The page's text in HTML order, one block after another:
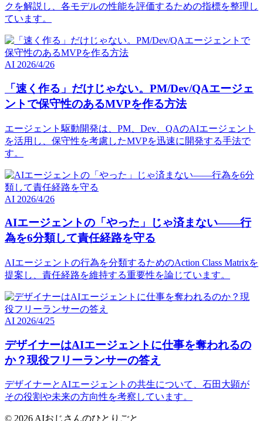
クを解説し、各モデルの性能を評価するための指標を整理し
ています。
AI 2026/4/26
「速く作る」だけじゃない。PM/Dev/QAエージェ
ントで保守性のあるMVPを作る方法
エージェント駆動開発は、PM、Dev、QAのAIエージェント
を活用し、保守性を考慮したMVPを迅速に開発する手法で
す。
AI 2026/4/26
AIエージェントの「やった」じゃ済まない――行
為を6分類して責任経路を守る
AIエージェントの行為を分類するためのAction Class Matrixを
提案し、責任経路を維持する重要性を論じています。
AI 2026/4/25
デザイナーはAIエージェントに仕事を奪われるの
か？現役フリーランサーの答え
デザイナーとAIエージェントの共生について、石田大顕が
その役割や未来の方向性を考察しています。
© 2026 AIおじさんのひとりごと